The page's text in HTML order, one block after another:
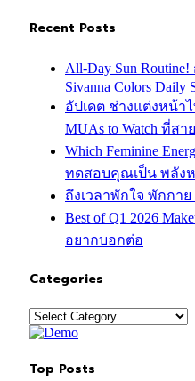
Recent Posts
All-Day Sun
Sivanna Colors Daily
อัปเดต ช่างแต่งหน้าไ
MUAs to Watch ที่ส
Which Feminine
ทดสอบคุณเป็น พลัง
ถึงเวลาพักใจ พักกา
Best of Q1 2026
อยากบอกต่อ
Categories
Categories
Top Posts